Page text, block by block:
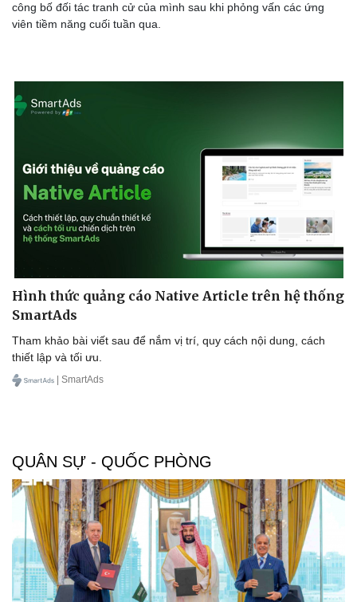
công bố đối tác tranh cử của mình sau khi phỏng vấn các ứng
viên tiềm năng cuối tuần qua.
Hình thức quảng cáo Native Article trên hệ thống
SmartAds
Tham khảo bài viết sau để nắm vị trí, quy cách nội dung, cách
thiết lập và tối ưu.
| SmartAds
QUÂN SỰ - QUỐC PHÒNG